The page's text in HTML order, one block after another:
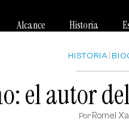
Alcance Historia
HISTORIA
el autor
Por Romel